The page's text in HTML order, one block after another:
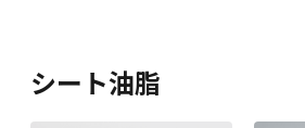
シート油脂